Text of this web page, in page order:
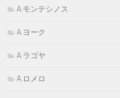
A.モンテシノス
A.ヨーク
A.ラゴヤ
A.ロメロ